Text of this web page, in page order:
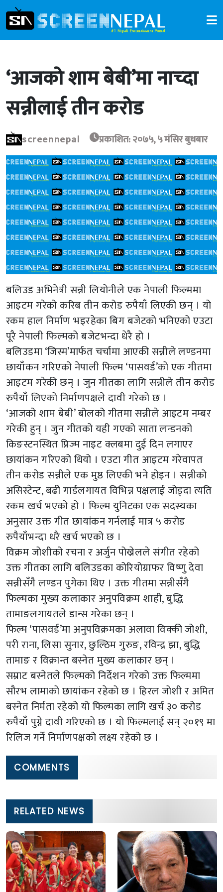
‘आजको शाम बेबी’मा नाच्दा
सन्नीलाई तीन करोड
screennepal प्रकाशित: २०७५, ५ मंसिर बुधबार
बलिउड अभिनेत्री सन्नी लियोनीले एक नेपाली फिल्ममा
आइटम गरेको करिब तीन करोड रुपैयाँ लिएकी छन् । यो
रकम हाल निर्माण भइरहेका बिग बजेटको भनिएको एउटा
पूरै नेपाली फिल्मको बजेटभन्दा धेरै हो ।
बलिउडमा ‘जिस्म’मार्फत चर्चामा आएकी सन्नीले लण्डनमा
छायाँकन गरिएको नेपाली फिल्म ‘पासवर्ड’को एक गीतमा
आइटम गरेकी छन् । जुन गीतका लागि सन्नीले तीन करोड
रुपैयाँ लिएको निर्माणपक्षले दावी गरेको छ ।
‘आजको शाम बेबी’ बोलको गीतमा सन्नीले आइटम नम्बर
गरेकी हुन् । जुन गीतको यही गएको साता लन्डनको
किङस्टनस्थित प्रिज्म नाइट क्लबमा दुई दिन लगाएर
छायांकन गरिएको थियो । एउटा गीत आइटम गरेवापत
तीन करोड सन्नीले एक मुष्ठ लिएकी भने होइन । सन्नीको
असिस्टेन्ट, बढी गार्डलगायत विभिन्न पक्षलाई जोड्दा त्यति
रकम खर्च भएको हो । फिल्म युनिटका एक सदस्यका
अनुसार उक्त गीत छायांकन गर्नलाई मात्र ५ करोड
रुपैयाँभन्दा धरै खर्च भएको छ ।
विक्रम जोशीको रचना र अर्जुन पोख्रेलले संगीत रहेको
उक्त गीतका लागि बलिउडका कोरियोग्राफर विष्णु देवा
सन्नीसँगै लण्डन पुगेका थिए । उक्त गीतमा सन्नीसँगै
फिल्मका मुख्य कलाकार अनुपविक्रम शाही, बुद्धि
तामाङलगायतले डान्स गरेका छन् ।
फिल्म ‘पासवर्ड’मा अनुपविक्रमका अलावा विक्की जोशी,
परी राना, लिसा सुनार, छुल्ठिम गुरुङ, रविन्द्र झा, बुद्धि
तामाङ र विक्रान्त बस्नेत मुख्य कलाकार छन् ।
सम्राट बस्नेतले फिल्मको निर्देशन गरेको उक्त फिल्ममा
सौरभ लामाको छायांकन रहेको छ । हिरल जोशी र अमित
बस्नेत निर्मता रहेको यो फिल्मका लागि खर्च ३० करोड
रुपैयाँ पुग्ने दावी गरिएको छ । यो फिल्मलाई सन् २०१९ मा
रिलिज गर्ने निर्माणपक्षको लक्ष्य रहेको छ ।
COMMENTS
RELATED NEWS